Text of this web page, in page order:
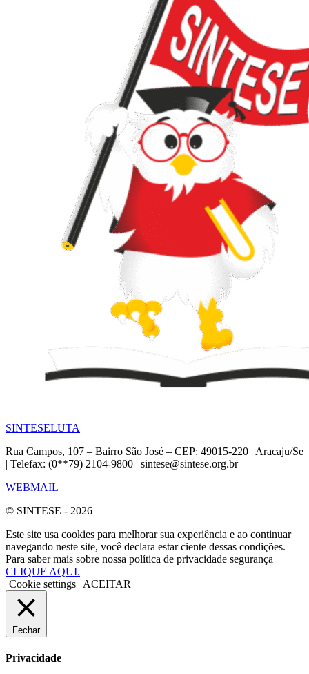
SINTESELUTA
Rua Campos, 107 – Bairro São José – CEP: 49015-220 | Aracaju/Se
| Telefax: (0**79) 2104-9800 | sintese@sintese.org.br
WEBMAIL
© SINTESE - 2026
Este site usa cookies para melhorar sua experiência e ao continuar
navegando neste site, você declara estar ciente dessas condições.
Para saber mais sobre nossa política de privacidade segurança
CLIQUE AQUI.
Cookie settings
ACEITAR
Fechar
Privacidade